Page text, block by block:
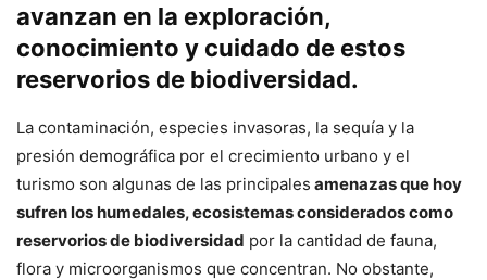
avanzan en la exploración,
conocimiento y cuidado de estos
reservorios de biodiversidad.
La contaminación, especies invasoras, la sequía y la
presión demográfica por el crecimiento urbano y el
turismo son algunas de las principales amenazas que hoy
sufren los humedales, ecosistemas considerados como
reservorios de biodiversidad por la cantidad de fauna,
flora y microorganismos que concentran. No obstante,